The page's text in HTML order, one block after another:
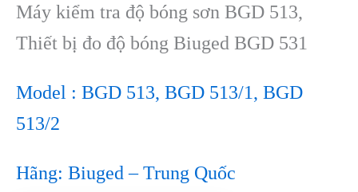
Máy kiểm tra độ bóng sơn BGD 513,
Thiết bị đo độ bóng Biuged BGD 531
Model : BGD 513, BGD 513/1, BGD
513/2
Hãng: Biuged – Trung Quốc